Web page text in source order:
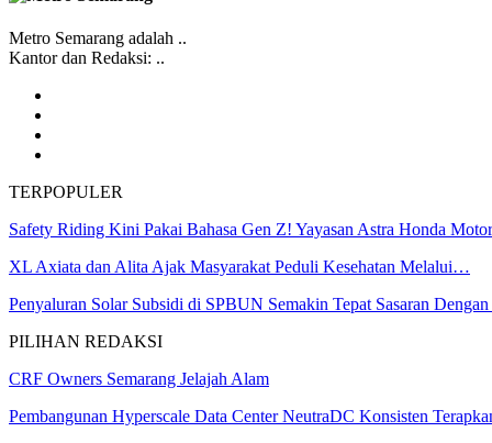
Metro Semarang adalah ..
Kantor dan Redaksi: ..
TERPOPULER
Safety Riding Kini Pakai Bahasa Gen Z! Yayasan Astra Honda
XL Axiata dan Alita Ajak Masyarakat Peduli Kesehatan Melalui…
Penyaluran Solar Subsidi di SPBUN Semakin Tepat Sasaran
PILIHAN REDAKSI
CRF Owners Semarang Jelajah Alam
Pembangunan Hyperscale Data Center NeutraDC Konsisten